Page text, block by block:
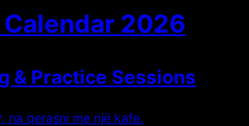
2026
& Practice Sessions
na qerasni me një kafe.